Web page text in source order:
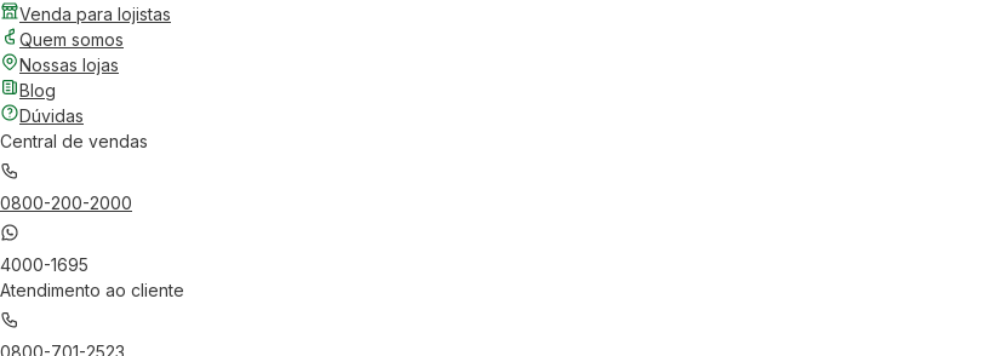
Venda para lojistas
Quem somos
Nossas lojas
Blog
Dúvidas
Central de vendas
0800-200-2000
4000-1695
Atendimento ao cliente
0800-701-2523